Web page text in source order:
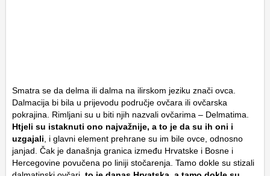
Smatra se da delma ili dalma na ilirskom jeziku znači ovca.
Dalmacija bi bila u prijevodu područje ovčara ili ovčarska
pokrajina. Rimljani su u biti njih nazvali ovčarima – Delmatima.
Htjeli su istaknuti ono najvažnije, a to je da su ih oni i
uzgajali, i glavni element prehrane su im bile ovce, odnosno
janjad. Čak je današnja granica između Hrvatske i Bosne i
Hercegovine povučena po liniji stočarenja. Tamo dokle su stizali